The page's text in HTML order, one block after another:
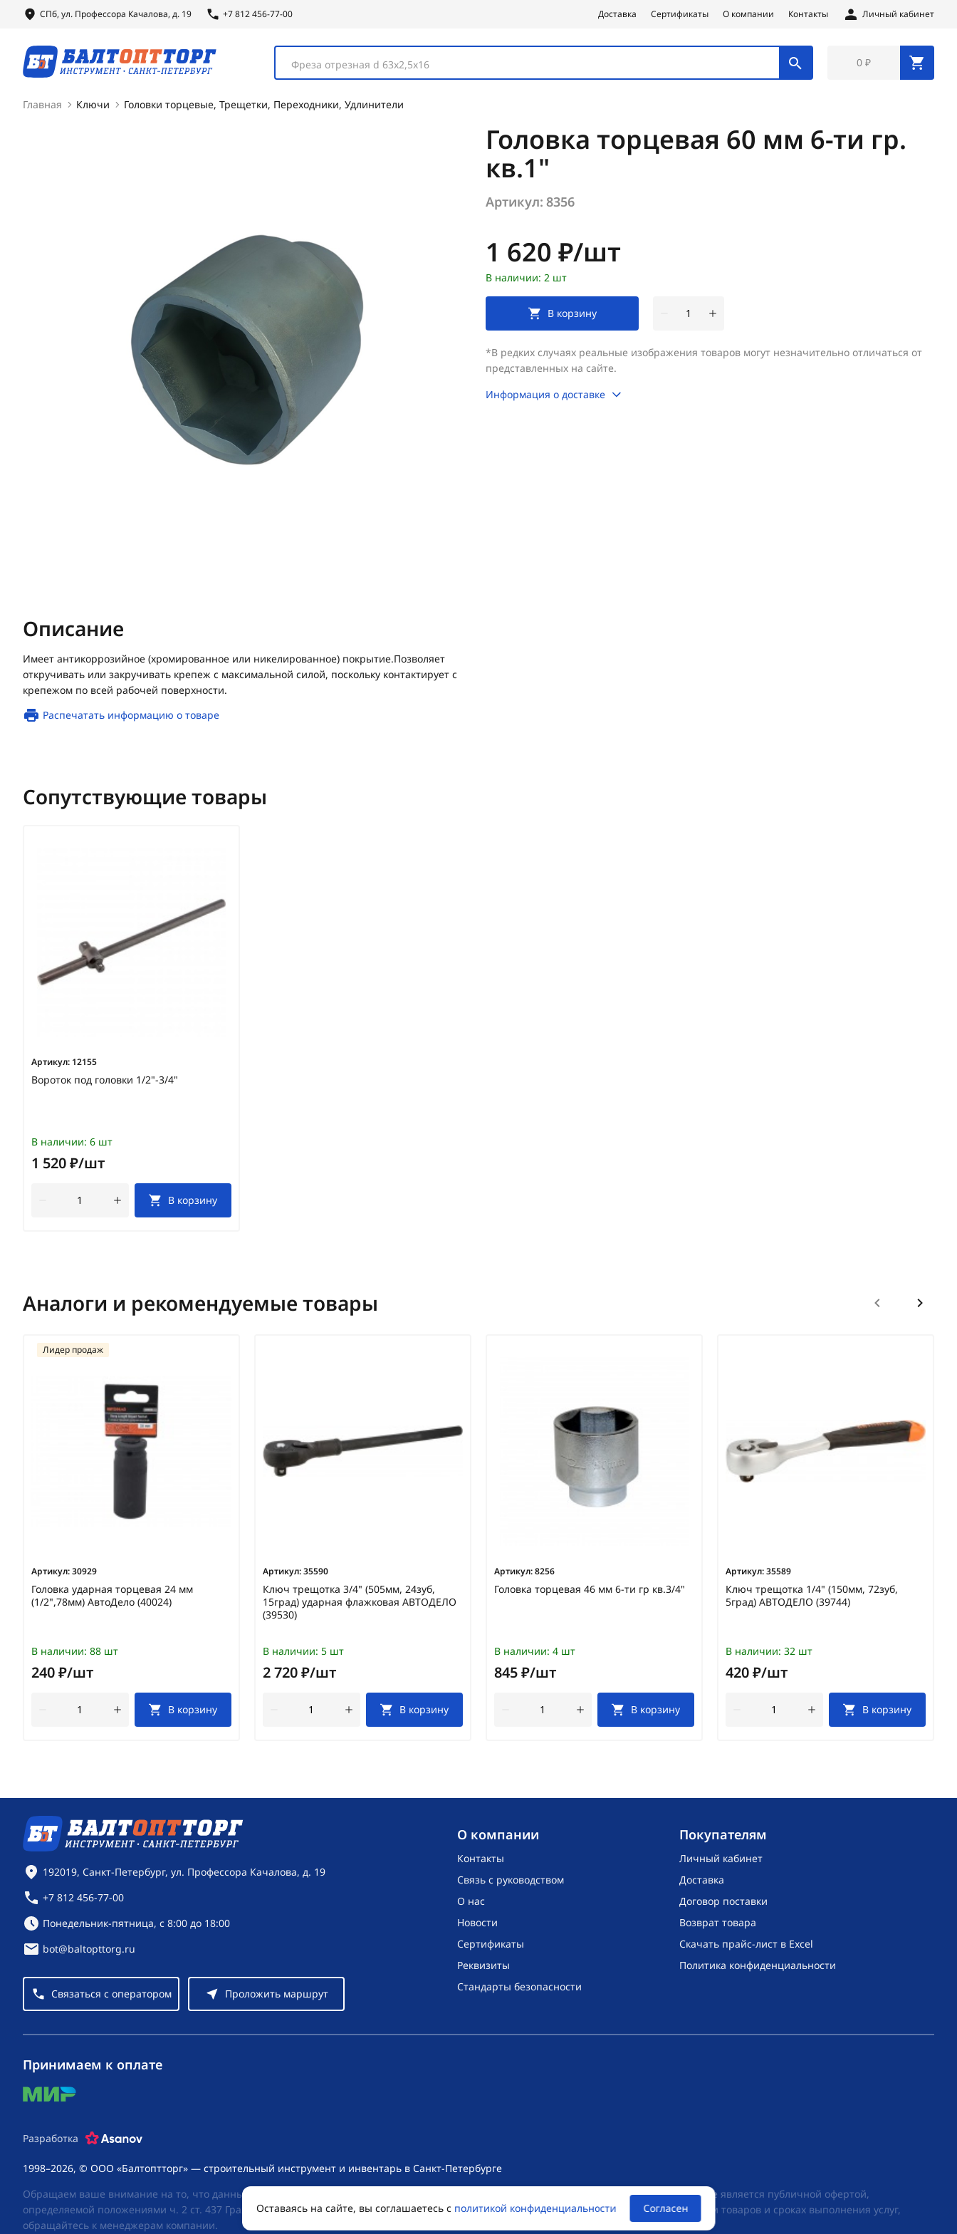
СПб, ул. Профессора Качалова, д. 19 +7 812 456-77-00 Доставка Сертификаты О компании Контакты Личный кабинет
Фреза отрезная d 63х2,5х16 0 ₽
Главная Ключи Головки торцевые, Трещетки, Переходники, Удлинители
Головка торцевая 60 мм 6-ти гр.
кв.1"
Артикул: 8356
Цена:
1 620 ₽/шт
В наличии: 2 шт
В корзину
*В редких случаях реальные изображения товаров могут незначительно отличаться от
представленных на сайте.
Информация о доставке
Описание
Имеет антикоррозийное (хромированное или никелированное) покрытие.Позволяет
откручивать или закручивать крепеж с максимальной силой, поскольку контактирует с
крепежом по всей рабочей поверхности.
Распечатать информацию о товаре
Сопутствующие товары
Артикул: 12155
Вороток под головки 1/2"-3/4"
В наличии: 6 шт
1 520 ₽/шт
В корзину
Аналоги и рекомендуемые товары
Артикул:30929
Головка ударная торцевая 24 мм
(1/2",78мм) АвтоДело (40024)
Лидер продаж
В наличии: 88 шт
240 ₽/шт
В корзину
Артикул:35590
Ключ трещотка 3/4" (505мм, 24зуб,
15град) ударная флажковая АВТОДЕЛО
(39530)
В наличии: 5 шт
2 720 ₽/шт
В корзину
Артикул:8256
Головка торцевая 46 мм 6-ти гр кв.3/4"
В наличии: 4 шт
845 ₽/шт
В корзину
Артикул:35589
Ключ трещотка 1/4" (150мм, 72зуб,
5град) АВТОДЕЛО (39744)
В наличии: 32 шт
420 ₽/шт
В корзину
O компании
Контакты
Связь с руководством
О нас
Новости
Сертификаты
Реквизиты
Стандарты безопасности
Покупателям
Личный кабинет
Доставка
Договор поставки
Возврат товара
Скачать прайс-лист в Excel
Политика конфиденциальности
Контактная информация
192019, Санкт-Петербург, ул. Профессора Качалова, д. 19
+7 812 456-77-00
Режим работы:
Понедельник-пятница, с 8:00 до 18:00
bot@baltopttorg.ru
Связаться с оператором Проложить маршрут
1998–2026, © ООО «Балтоптторг» — строительный инструмент и инвентарь в Санкт-Петербурге
Обращаем ваше внимание на то, что данный интернет-сайт носит исключительно информационный характер и ни при каких условиях не является публичной офертой,
определяемой положениями ч. 2 ст. 437 Гражданского кодекса Российской Федерации. Для получения подробной информации о стоимости товаров и сроках выполнения услуг,
обращайтесь к менеджерам компании.
Принимаем к оплате
mir
Разработка
Оставаясь на сайте, вы соглашаетесь с политикой конфиденциальности Согласен